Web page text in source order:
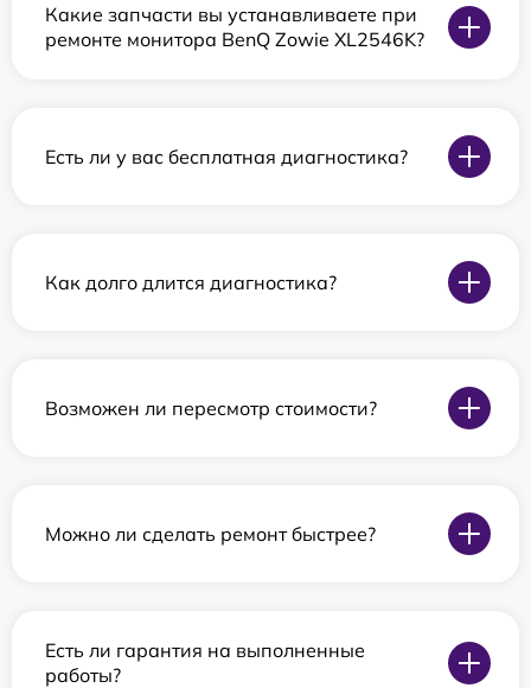
Какие запчасти вы устанавливаете при
ремонте монитора BenQ Zowie XL2546K?
Есть ли у вас бесплатная диагностика?
Как долго длится диагностика?
Возможен ли пересмотр стоимости?
Можно ли сделать ремонт быстрее?
Есть ли гарантия на выполненные
работы?